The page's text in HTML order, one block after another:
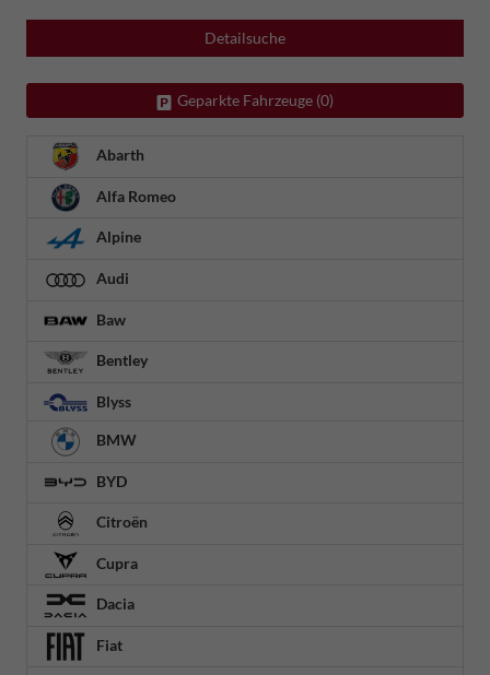
Detailsuche
Geparkte Fahrzeuge (0)
Abarth
Alfa Romeo
Alpine
Audi
Baw
Bentley
Blyss
BMW
BYD
Citroën
Cupra
Dacia
Fiat